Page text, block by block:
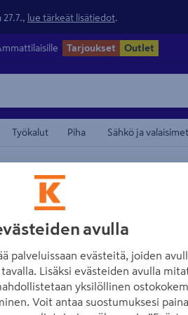
lue tärkeät lisätiedot
Tarjoukset Outlet
Työkalut Piha Sähkö ja valaisimet
terät
FXA Onnistu edullisesti
osainen
Tuotenumero : 502285070
avulla
palveluissaan evästeitä, joiden
Lisäksi evästeiden avulla
yksilöllinen
Voit antaa suostumuksesi